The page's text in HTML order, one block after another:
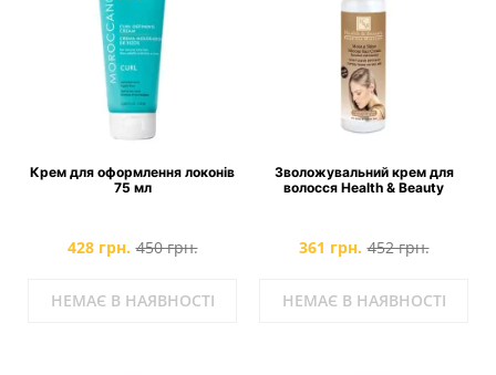
Крем для оформлення локонів
75 мл
428 грн. 450 грн.
НЕМАЄ В НАЯВНОСТІ
Зволожувальний крем для
волосся Health & Beauty
361 грн. 452 грн.
НЕМАЄ В НАЯВНОСТІ